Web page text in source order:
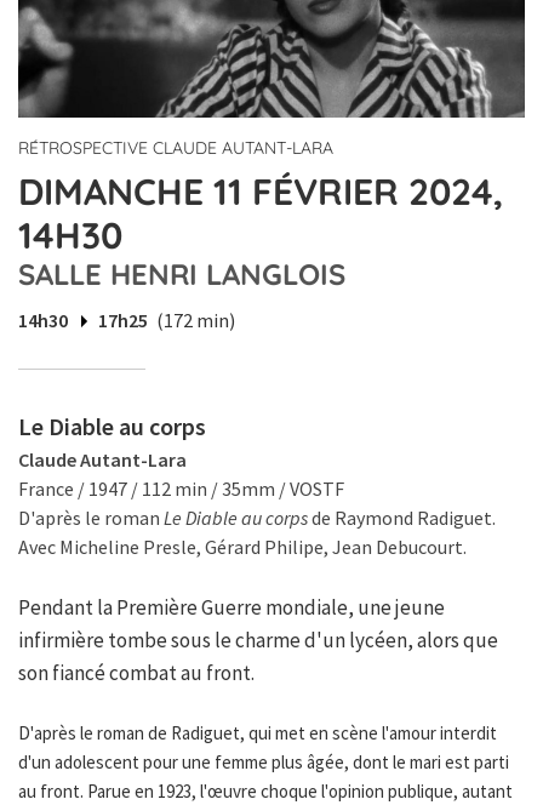
RÉTROSPECTIVE CLAUDE AUTANT-LARA
DIMANCHE 11 FÉVRIER 2024,
14H30
SALLE HENRI LANGLOIS
14h30 17h25 (172 min)
Le Diable au corps
Claude Autant-Lara
France / 1947 / 112 min / 35mm / VOSTF
D'après le roman Le Diable au corpsde Raymond Radiguet.
Avec Micheline Presle, Gérard Philipe, Jean Debucourt.
Pendant la Première Guerre mondiale, une jeune
infirmière tombe sous le charme d'un lycéen, alors que
son fiancé combat au front.
D'après le roman de Radiguet, qui met en scène l'amour interdit
d'un adolescent pour une femme plus âgée, dont le mari est parti
au front. Parue en 1923, l'œuvre choque l'opinion publique, autant